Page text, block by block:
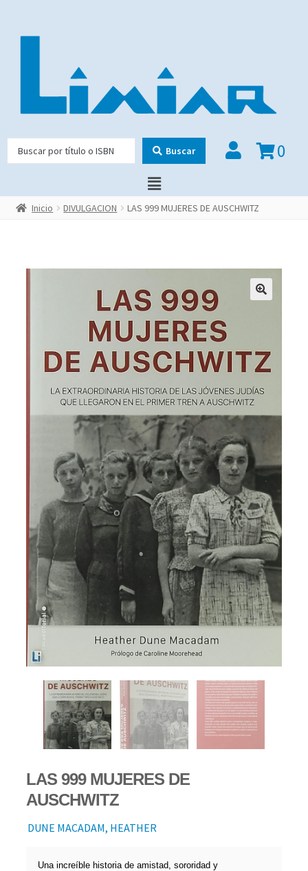
Buscar 0
Inicio DIVULGACION LAS 999 MUJERES DE AUSCHWITZ
LAS 999 MUJERES DE
AUSCHWITZ
DUNE MACADAM, HEATHER
Una increíble historia de amistad, sororidad y